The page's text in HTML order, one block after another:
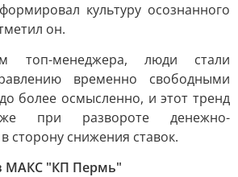
культуру осознанного
он.
топ-менеджера, люди стали
временно свободными
более осмысленно, и этот тренд
при развороте денежно-
сторону снижения ставок.
МАКС "КП Пермь"